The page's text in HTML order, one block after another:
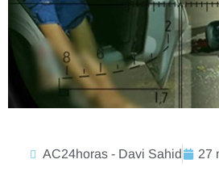
AC24horas - Davi Sahid 27